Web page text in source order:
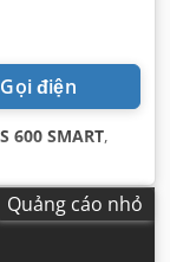
Gọi điện
600 SMART,
Quảng cáo nhỏ